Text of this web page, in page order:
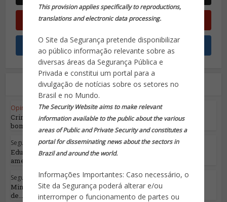
This provision applies specifically to reproductions,
translations and electronic data processing.
O Site da Segurança pretende disponibilizar
ao público informação relevante sobre as
diversas áreas da Segurança Pública e
Privada e constitui um portal para a
divulgação de notícias sobre os setores no
Brasil e no Mundo.
The Security Website aims to make relevant
information available to the public about the various
areas of Public and Private Security and constitutes a
portal for disseminating news about the sectors in
Brazil and around the world.
Informações Importantes: Caso necessário, o
Site da Segurança poderá alterar e/ou
interromper o funcionamento de partes ou
Leia também
Opinião do Especialista • Segurança Pública
Crime Organizado mais uma vez cogita uso de
bombas no...
Segurança Pública
Educação, saúde e segurança pública estão
ameaçadas...
Segurança Pública
Ministro da Justiça lança Programa Nacional
de...